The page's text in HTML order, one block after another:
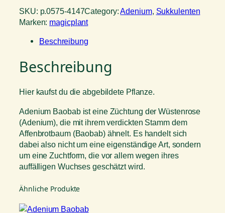
SKU: p.0575-4147Category:Adenium, Sukkulenten
Marken: magicplant
Beschreibung
Beschreibung
Hier kaufst du die abgebildete Pflanze.
Adenium Baobab ist eine Züchtung der Wüstenrose
(Adenium), die mit ihrem verdickten Stamm dem
Affenbrotbaum (Baobab) ähnelt. Es handelt sich
dabei also nicht um eine eigenständige Art, sondern
um eine Zuchtform, die vor allem wegen ihres
auffälligen Wuchses geschätzt wird.
Ähnliche Produkte